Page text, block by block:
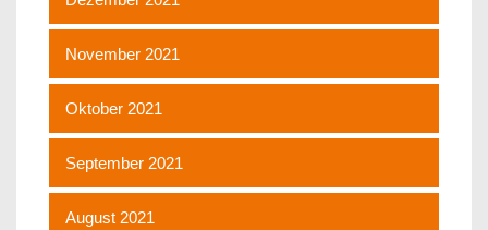
November 2021
Oktober 2021
September 2021
August 2021